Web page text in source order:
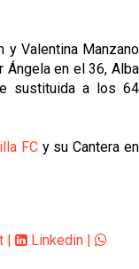
y Valentina Manzano
Ángela en el 36, Alba
sustituida a los 64
FCy su Cantera en
| Linkedin |